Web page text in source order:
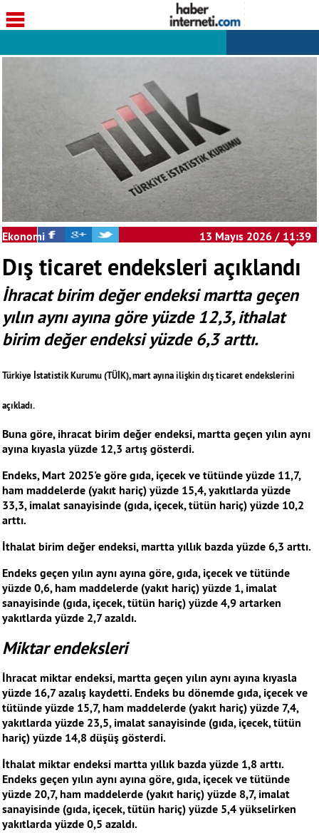
Ekonomi 13 Mayıs 2026 / 11:39
Dış ticaret endeksleri açıklandı
İhracat birim değer endeksi martta geçen
yılın aynı ayına göre yüzde 12,3, ithalat
birim değer endeksi yüzde 6,3 arttı.
Türkiye İstatistik Kurumu (TÜİK), mart ayına ilişkin dış ticaret endekslerini
açıkladı.
Buna göre, ihracat birim değer endeksi, martta geçen yılın aynı
ayına kıyasla yüzde 12,3 artış gösterdi.
Endeks, Mart 2025'e göre gıda, içecek ve tütünde yüzde 11,7,
ham maddelerde (yakıt hariç) yüzde 15,4, yakıtlarda yüzde
33,3, imalat sanayisinde (gıda, içecek, tütün hariç) yüzde 10,2
arttı.
İthalat birim değer endeksi, martta yıllık bazda yüzde 6,3 arttı.
Endeks geçen yılın aynı ayına göre, gıda, içecek ve tütünde
yüzde 0,6, ham maddelerde (yakıt hariç) yüzde 1, imalat
sanayisinde (gıda, içecek, tütün hariç) yüzde 4,9 artarken
yakıtlarda yüzde 2,7 azaldı.
Miktar endeksleri
İhracat miktar endeksi, martta geçen yılın aynı ayına kıyasla
yüzde 16,7 azalış kaydetti. Endeks bu dönemde gıda, içecek ve
tütünde yüzde 15,7, ham maddelerde (yakıt hariç) yüzde 7,4,
yakıtlarda yüzde 23,5, imalat sanayisinde (gıda, içecek, tütün
hariç) yüzde 14,8 düşüş gösterdi.
İthalat miktar endeksi martta yıllık bazda yüzde 1,8 arttı.
Endeks geçen yılın aynı ayına göre, gıda, içecek ve tütünde
yüzde 20,7, ham maddelerde (yakıt hariç) yüzde 8,7, imalat
sanayisinde (gıda, içecek, tütün hariç) yüzde 5,4 yükselirken
yakıtlarda yüzde 0,5 azaldı.